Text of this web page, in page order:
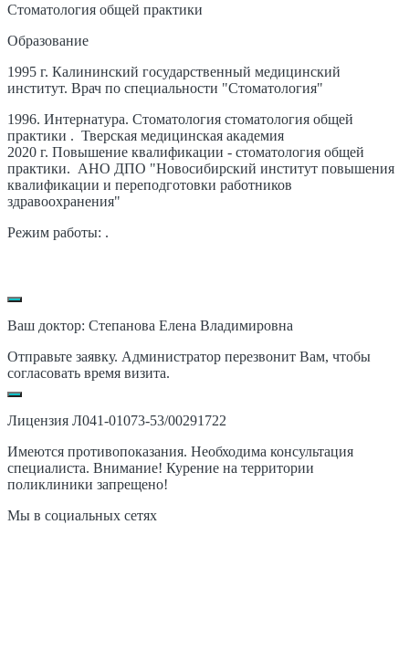
Стоматология общей практики
Образование
1995 г. Калининский государственный медицинский
институт. Врач по специальности "Стоматология"
1996. Интернатура. Стоматология стоматология общей
практики . Тверская медицинская академия
2020 г. Повышение квалификации - стоматология общей
практики. АНО ДПО "Новосибирский институт повышения
квалификации и переподготовки работников
здравоохранения"
Режим работы: .
Ваш доктор: Степанова Елена Владимировна
Отправьте заявку. Администратор перезвонит Вам, чтобы
согласовать время визита.
Лицензия Л041-01073-53/00291722
Имеются противопоказания. Необходима консультация
специалиста. Внимание! Курение на территории
поликлиники запрещено!
Мы в социальных сетях